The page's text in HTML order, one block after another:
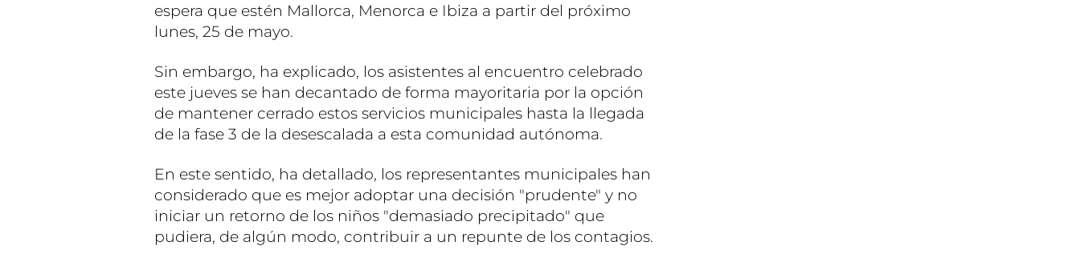
espera que estén Mallorca, Menorca e Ibiza a partir del próximo
lunes, 25 de mayo.
Sin embargo, ha explicado, los asistentes al encuentro celebrado
este jueves se han decantado de forma mayoritaria por la opción
de mantener cerrado estos servicios municipales hasta la llegada
de la fase 3 de la desescalada a esta comunidad autónoma.
En este sentido, ha detallado, los representantes municipales han
considerado que es mejor adoptar una decisión "prudente" y no
iniciar un retorno de los niños "demasiado precipitado" que
pudiera, de algún modo, contribuir a un repunte de los contagios.